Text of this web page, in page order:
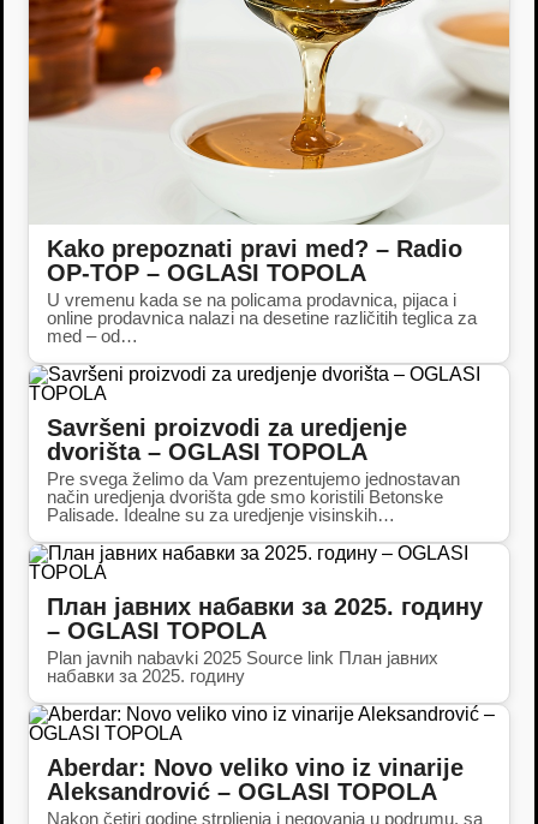
Kako prepoznati pravi med? – Radio
OP-TOP – OGLASI TOPOLA
U vremenu kada se na policama prodavnica, pijaca i
online prodavnica nalazi na desetine različitih teglica za
med – od…
Savršeni proizvodi za uredjenje
dvorišta – OGLASI TOPOLA
Pre svega želimo da Vam prezentujemo jednostavan
način uredjenja dvorišta gde smo koristili Betonske
Palisade. Idealne su za uredjenje visinskih…
План јавних набавки за 2025. годину
– OGLASI TOPOLA
Plan javnih nabavki 2025 Source link План јавних
набавки за 2025. годину
Aberdar: Novo veliko vino iz vinarije
Aleksandrović – OGLASI TOPOLA
Nakon četiri godine strpljenja i negovanja u podrumu, sa